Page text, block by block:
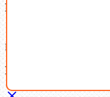
Ваша корзина
В корзине нет товаров.
Поиск